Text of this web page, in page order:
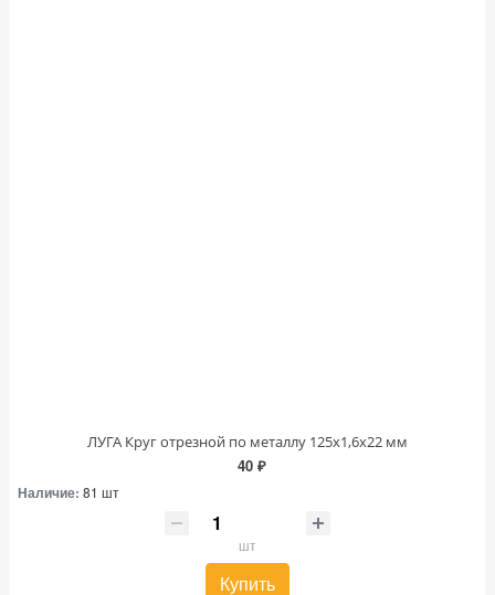
ЛУГА Круг отрезной по металлу 125х1,6х22 мм
40 ₽
Наличие: 81 шт
шт
Купить